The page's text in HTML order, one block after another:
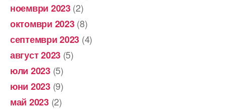
ноември 2023(2)
октомври 2023(8)
септември 2023 (4)
август 2023 (5)
юли 2023(5)
юни 2023(9)
май 2023(2)